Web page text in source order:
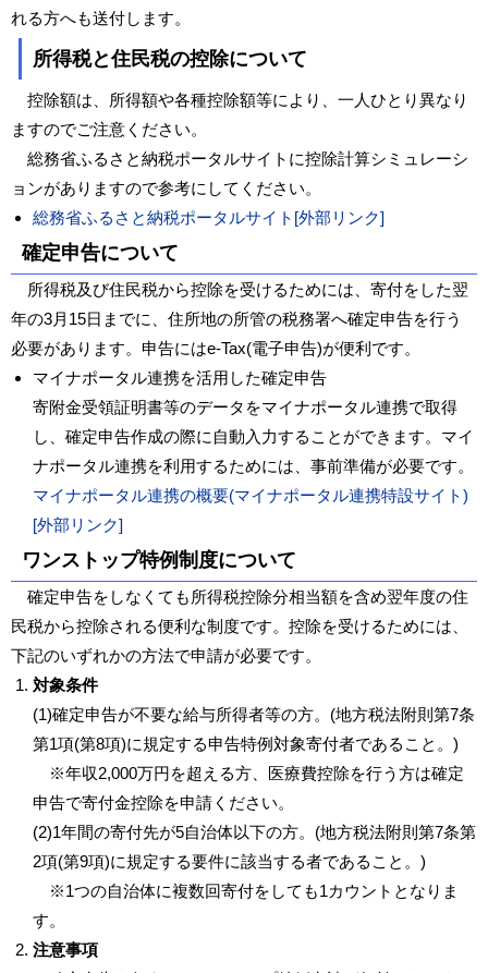
れる方へも送付します。
所得税と住民税の控除について
控除額は、所得額や各種控除額等により、一人ひとり異なり
ますのでご注意ください。
総務省ふるさと納税ポータルサイトに控除計算シミュレーシ
ョンがありますので参考にしてください。
総務省ふるさと納税ポータルサイト[外部リンク]
確定申告について
所得税及び住民税から控除を受けるためには、寄付をした翌
年の3月15日までに、住所地の所管の税務署へ確定申告を行う
必要があります。申告にはe-Tax(電子申告)が便利です。
マイナポータル連携を活用した確定申告
寄附金受領証明書等のデータをマイナポータル連携で取得
し、確定申告作成の際に自動入力することができます。マイ
ナポータル連携を利用するためには、事前準備が必要です。
マイナポータル連携の概要(マイナポータル連携特設サイト)
[外部リンク]
ワンストップ特例制度について
確定申告をしなくても所得税控除分相当額を含め翌年度の住
民税から控除される便利な制度です。控除を受けるためには、
下記のいずれかの方法で申請が必要です。
対象条件
(1)確定申告が不要な給与所得者等の方。(地方税法附則第7条
第1項(第8項)に規定する申告特例対象寄付者であること。)
※年収2,000万円を超える方、医療費控除を行う方は確定
申告で寄付金控除を申請ください。
(2)1年間の寄付先が5自治体以下の方。(地方税法附則第7条第
2項(第9項)に規定する要件に該当する者であること。)
※1つの自治体に複数回寄付をしても1カウントとなりま
す。
注意事項